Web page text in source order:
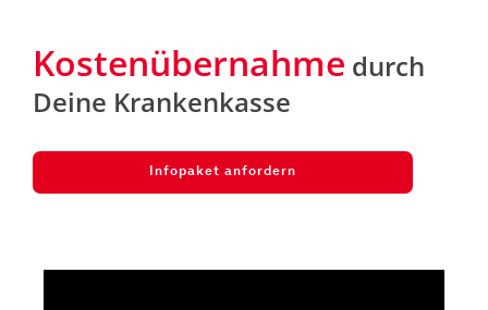
Kostenübernahme durch
Deine Krankenkasse
Infopaket anfordern